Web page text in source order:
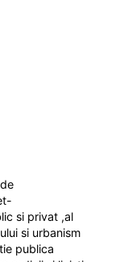
si privat ,al
si urbanism
publica